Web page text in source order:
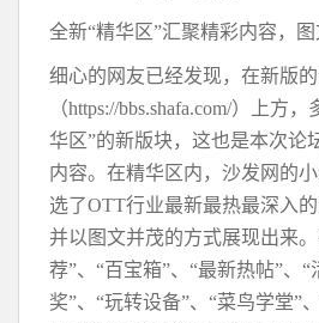
全新“精华区”汇聚精彩内容，图
细心的网友已经发现，在新版
（https://bbs.shafa.com/）上方
华区”的新版块，这也是本次论
内容。在精华区内，沙发网的
选了OTT行业最新最热最深入的
并以图文并茂的方式展现出来
荐”、“百宝箱”、“最新热帖”、
奖”、“玩转设备”、“菜鸟学堂”